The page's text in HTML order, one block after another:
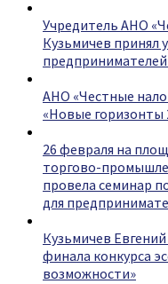
Учредитель АНО
Кузьмичев принял
предпринимателей
АНО «Честные
«Новые горизонты
26 февраля на
торгово-
провела семинар
для
Кузьмичев
финала конкурса
возможности»